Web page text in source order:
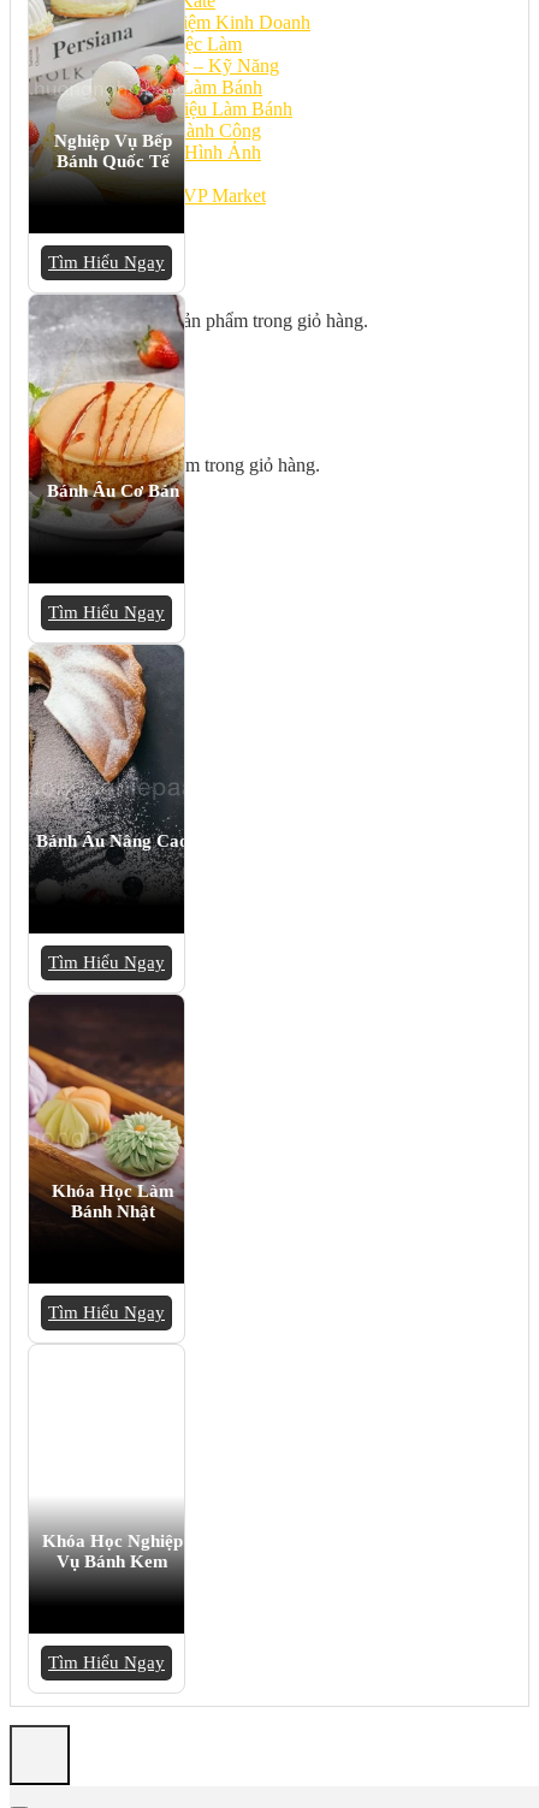
Kinh Nghiệm Kinh Doanh
Cơ Hội Việc Làm
Kiến Thức – Kỹ Năng
Dụng Cụ Làm Bánh
Nguyên Liệu Làm Bánh
Gương Thành Công
Thư Viện Hình Ảnh
Hỏi Đáp
Siêu thị ĐVP Market
Chưa có sản phẩm trong giỏ hàng.
Giỏ hàng
Chưa có sản phẩm trong giỏ hàng.
Nghiệp Vụ Bếp
Bánh Quốc Tế
Tìm Hiểu Ngay
Bánh Âu Cơ Bản
Tìm Hiểu Ngay
Bánh Âu Nâng Cao
Tìm Hiểu Ngay
Khóa Học Làm
Bánh Nhật
Tìm Hiểu Ngay
Khóa Học Nghiệp
Vụ Bánh Kem
Tìm Hiểu Ngay